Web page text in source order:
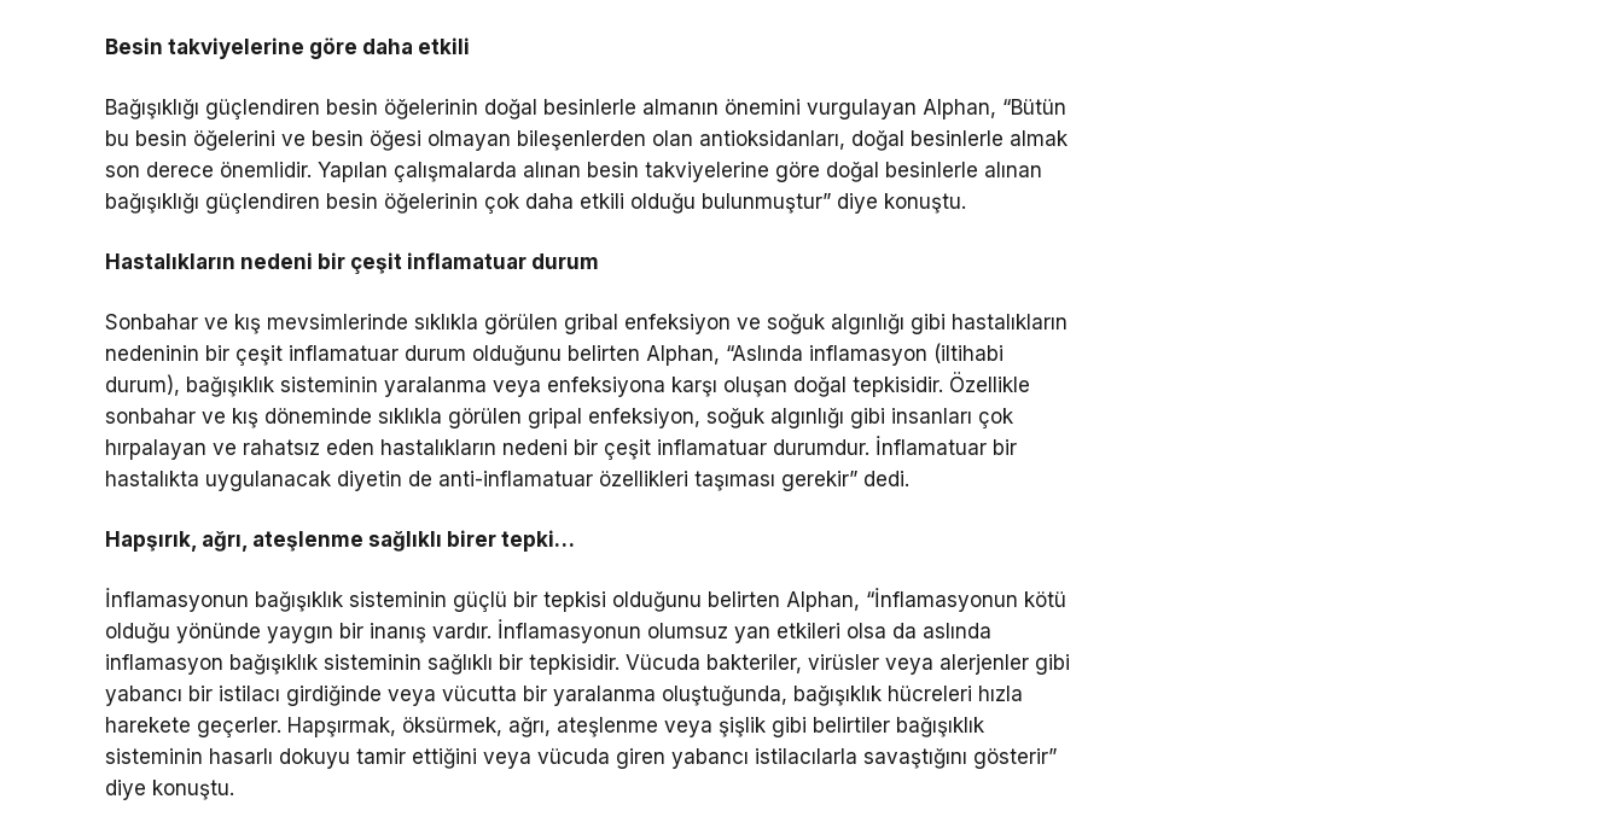
Besin takviyelerine göre daha etkili
Bağışıklığı güçlendiren besin öğelerinin doğal besinlerle almanın önemini vurgulayan Alphan, “Bütün
bu besin öğelerini ve besin öğesi olmayan bileşenlerden olan antioksidanları, doğal besinlerle almak
son derece önemlidir. Yapılan çalışmalarda alınan besin takviyelerine göre doğal besinlerle alınan
bağışıklığı güçlendiren besin öğelerinin çok daha etkili olduğu bulunmuştur” diye konuştu.
Hastalıkların nedeni bir çeşit inflamatuar durum
Sonbahar ve kış mevsimlerinde sıklıkla görülen gribal enfeksiyon ve soğuk algınlığı gibi hastalıkların
nedeninin bir çeşit inflamatuar durum olduğunu belirten Alphan, “Aslında inflamasyon (iltihabi
durum), bağışıklık sisteminin yaralanma veya enfeksiyona karşı oluşan doğal tepkisidir. Özellikle
sonbahar ve kış döneminde sıklıkla görülen gripal enfeksiyon, soğuk algınlığı gibi insanları çok
hırpalayan ve rahatsız eden hastalıkların nedeni bir çeşit inflamatuar durumdur. İnflamatuar bir
hastalıkta uygulanacak diyetin de anti-inflamatuar özellikleri taşıması gerekir” dedi.
Hapşırık, ağrı, ateşlenme sağlıklı birer tepki…
İnflamasyonun bağışıklık sisteminin güçlü bir tepkisi olduğunu belirten Alphan, “İnflamasyonun kötü
olduğu yönünde yaygın bir inanış vardır. İnflamasyonun olumsuz yan etkileri olsa da aslında
inflamasyon bağışıklık sisteminin sağlıklı bir tepkisidir. Vücuda bakteriler, virüsler veya alerjenler gibi
yabancı bir istilacı girdiğinde veya vücutta bir yaralanma oluştuğunda, bağışıklık hücreleri hızla
harekete geçerler. Hapşırmak, öksürmek, ağrı, ateşlenme veya şişlik gibi belirtiler bağışıklık
sisteminin hasarlı dokuyu tamir ettiğini veya vücuda giren yabancı istilacılarla savaştığını gösterir”
diye konuştu.